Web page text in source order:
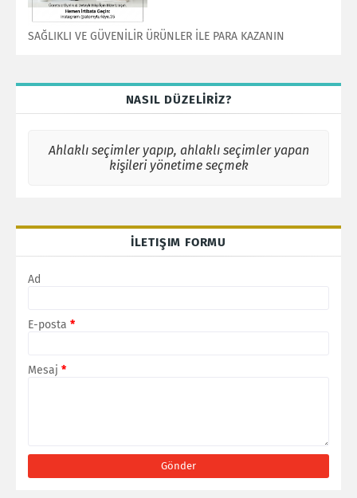
SAĞLIKLI VE GÜVENİLİR ÜRÜNLER İLE PARA KAZANIN
NASIL DÜZELİRİZ?
Ahlaklı seçimler yapıp, ahlaklı seçimler yapan
kişileri yönetime seçmek
İLETIŞIM FORMU
Ad
E-posta *
Mesaj *